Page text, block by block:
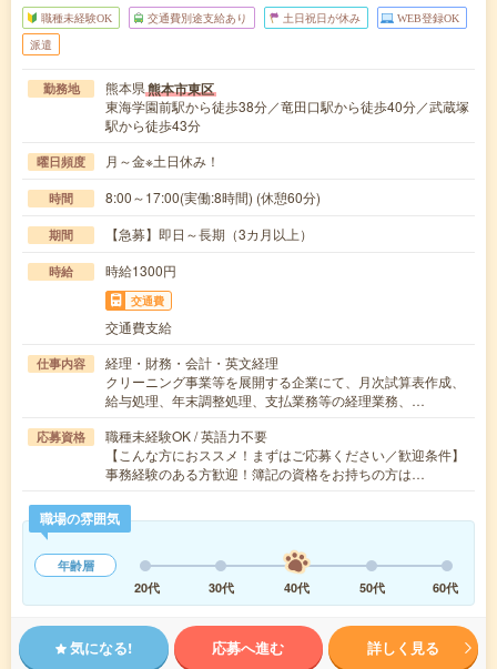
職種未経験OK 交通費別途支給あり 土日祝日が休み WEB登録OK
派遣
勤務地 熊本県熊本市東区
東海学園前駅から徒歩38分／竜田口駅から徒歩40分／武蔵塚
駅から徒歩43分
曜日頻度 月～金※土日休み！
時間 8:00～17:00(実働:8時間) (休憩60分)
期間 【急募】即日～長期（3カ月以上）
時給 時給1300円
交通費
交通費支給
仕事内容
経理・財務・会計・英文経理
クリーニング事業等を展開する企業にて、月次試算表作成、
給与処理、年末調整処理、支払業務等の経理業務、…
応募資格
職種未経験OK / 英語力不要
【こんな方におススメ！まずはご応募ください／歓迎条件】
事務経験のある方歓迎！簿記の資格をお持ちの方は…
職場の雰囲気
年齢層
20代
30代 40代 50代 60代
気になる! 応募へ進む 詳しく見る